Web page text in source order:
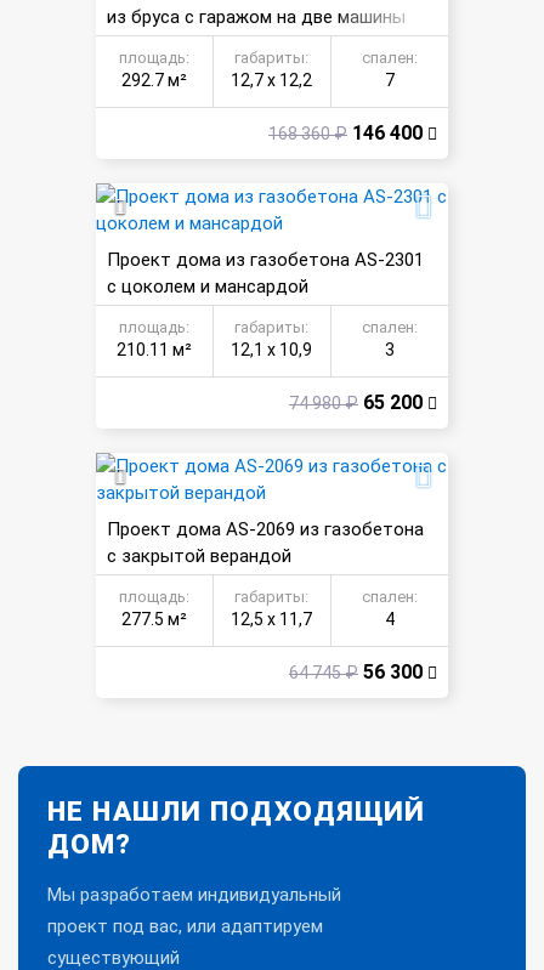
из бруса с гаражом на две машины
площадь:
292.7 м²
габариты:
12,7 х 12,2
спален:
7
168 360 ₽ 146 400
Проект дома из газобетона AS-2301
с цоколем и мансардой
площадь:
210.11 м²
габариты:
12,1 х 10,9
спален:
3
74 980 ₽ 65 200
Проект дома AS-2069 из газобетона
с закрытой верандой
площадь:
277.5 м²
габариты:
12,5 х 11,7
спален:
4
64 745 ₽ 56 300
НЕ НАШЛИ ПОДХОДЯЩИЙ
ДОМ?
Мы разработаем индивидуальный
проект под вас, или адаптируем
существующий